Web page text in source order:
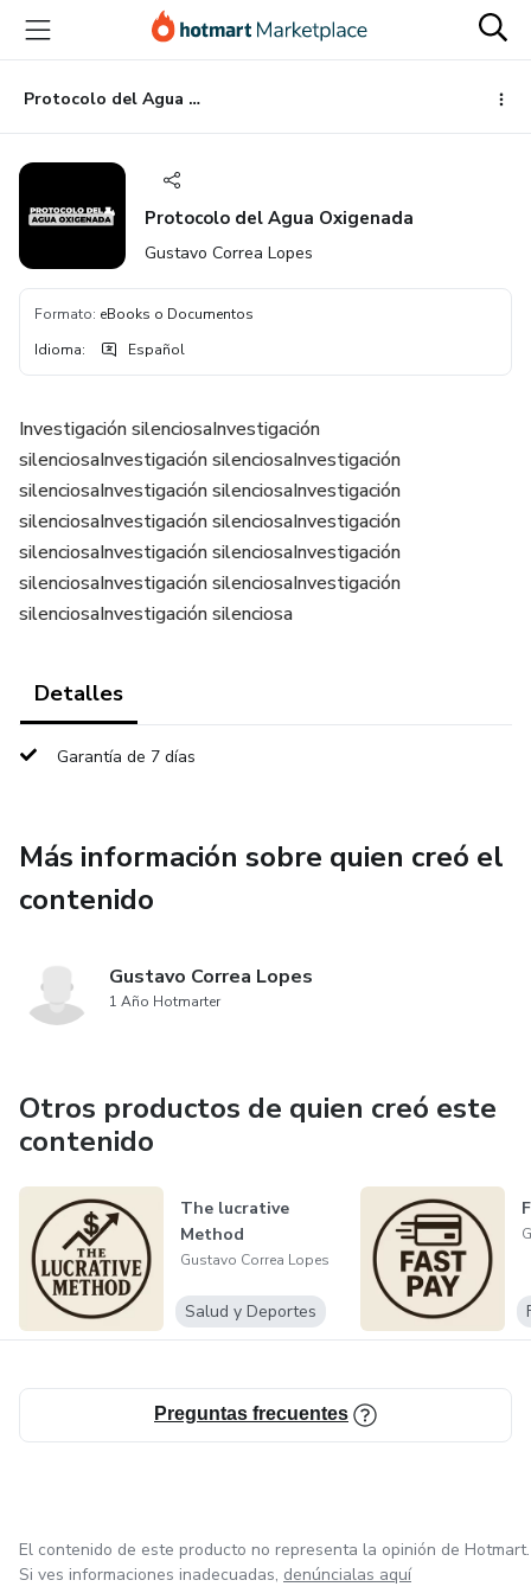
principal
página
de
página
Protocolo del Agua Oxigenada
Protocolo del Agua Oxigenada
Gustavo Correa Lopes
Formato: eBooks o Documentos
Idioma: Español
Investigación silenciosaInvestigación
silenciosaInvestigación silenciosaInvestigación
silenciosaInvestigación silenciosaInvestigación
silenciosaInvestigación silenciosaInvestigación
silenciosaInvestigación silenciosaInvestigación
silenciosaInvestigación silenciosaInvestigación
silenciosaInvestigación silenciosa
Detalles
Garantía de 7 días
Más información sobre quien creó el
contenido
Gustavo Correa Lopes
1 Año Hotmarter
Otros productos de quien creó este
contenido
The lucrative
Method
Gustavo Correa Lopes
Salud y Deportes
Preguntas frecuentes
El contenido de este producto no representa la opinión de Hotmart.
Si ves informaciones inadecuadas, denúncialas aquí